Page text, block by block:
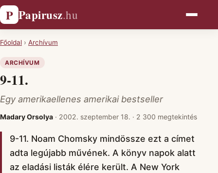
P Papirusz.hu
Főoldal › Archívum
ARCHÍVUM
9-11.
Egy amerikaellenes amerikai bestseller
Madary Orsolya · 2002. szeptember 18. · 2 300 megtekintés
9-11. Noam Chomsky mindössze ezt a címet
adta legújabb művének. A könyv napok alatt
az eladási listák élére került. A New York